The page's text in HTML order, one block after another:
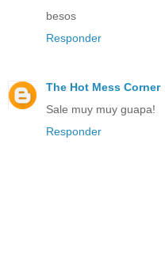
besos
Responder
The Hot Mess Corner
Sale muy muy guapa!
Responder